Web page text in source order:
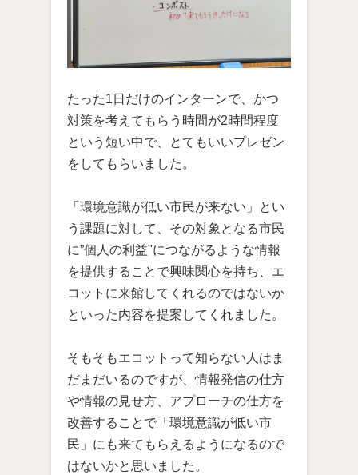
たった1日だけのインターンで、かつ
対策を考えてもらう時間が2時間程度
という短い中で、とてもいいプレゼン
をしてもらいました。
「環境意識が低い市民が来ない」とい
う課題に対して、その対象となる市民
に”個人の利益"につながるような情報
を提供することで興味関心を持ち、エ
コットに来館してくれるのではないか
といった内容を提案してくれました。
そもそもエコットって知らない人はま
だまだいるのですが、情報発信の仕方
や情報の見せ方、アプローチの仕方を
改善することで「環境意識が低い市
民」にも来てもらえるようになるので
はないかと思いました。